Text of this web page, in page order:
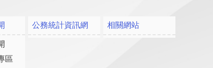
區
公務統計資訊網 相關網站